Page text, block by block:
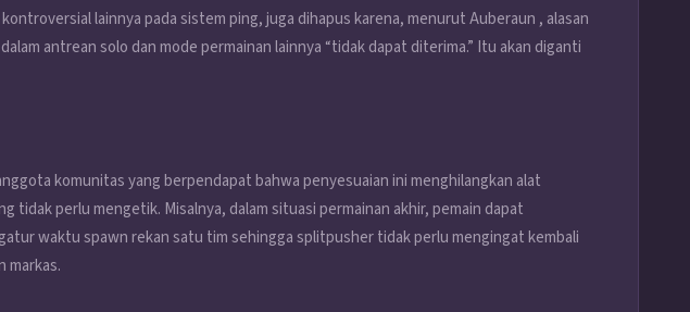
lainnya pada sistem ping, juga dihapus karena, menurut Auberaun , alasan
antrean solo dan mode permainan lainnya “tidak dapat diterima.” Itu akan diganti
komunitas yang berpendapat bahwa penyesuaian ini menghilangkan alat
tidak perlu mengetik. Misalnya, dalam situasi permainan akhir, pemain dapat
waktu spawn rekan satu tim sehingga splitpusher tidak perlu mengingat kembali
markas.